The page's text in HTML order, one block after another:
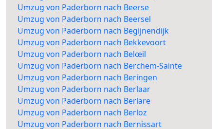
Umzug von Paderborn nach Beerse
Umzug von Paderborn nach Beersel
Umzug von Paderborn nach Begijnendijk
Umzug von Paderborn nach Bekkevoort
Umzug von Paderborn nach Belœil
Umzug von Paderborn nach Berchem-Sainte
Umzug von Paderborn nach Beringen
Umzug von Paderborn nach Berlaar
Umzug von Paderborn nach Berlare
Umzug von Paderborn nach Berloz
Umzug von Paderborn nach Bernissart